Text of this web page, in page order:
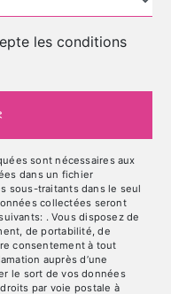
les conditions
sont nécessaires aux
dans un fichier
sous-traitants dans le seul
collectées seront
. Vous disposez de
de portabilité, de
consentement à tout
auprès d’une
le sort de vos données
par voie postale à